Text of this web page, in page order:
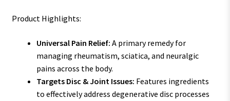
Product Highlights:
Universal Pain Relief: A primary remedy for
managing rheumatism, sciatica, and neuralgic
pains across the body.
Targets Disc & Joint Issues: Features ingredients
to effectively address degenerative disc processes